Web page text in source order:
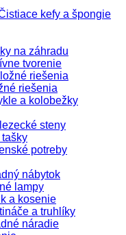
kefy a špongie
na záhradu
tvorenie
riešenia
a kolobežky
steny
tašky
potreby
nábytok
lampy
a kosenie
a truhlíky
náradie